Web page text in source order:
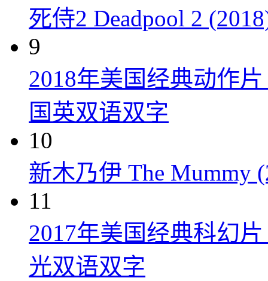
死侍2 Deadpool 2
9
2018年美国经典动作
国英双语双字
10
新木乃伊 The Mummy
11
2017年美国经典科幻
光双语双字